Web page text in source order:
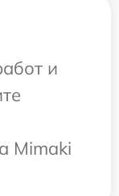
и
Mimaki